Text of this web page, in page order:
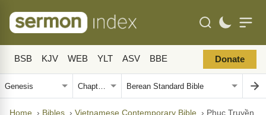
BSB KJV WEB YLT ASV BBE Donate
Home › Bibles › Vietnamese Contemporary Bible › Phục Truyền